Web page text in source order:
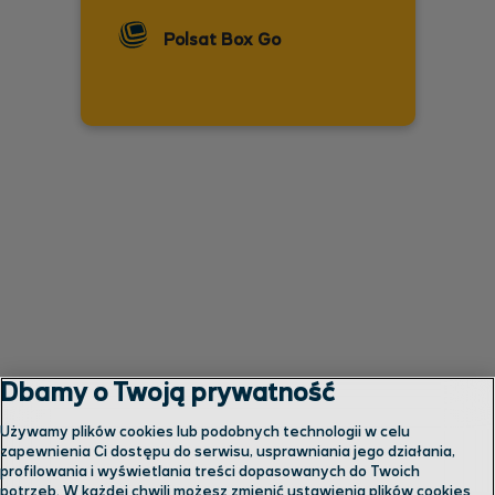
Polsat Box Go
Dbamy o Twoją prywatność
Używamy plików cookies lub podobnych technologii w celu
zapewnienia Ci dostępu do serwisu, usprawniania jego działania,
profilowania i wyświetlania treści dopasowanych do Twoich